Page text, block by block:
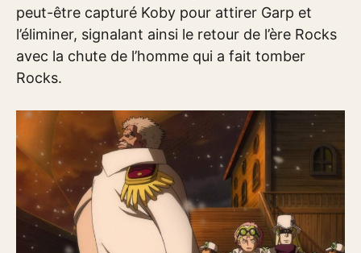
peut-être capturé Koby pour attirer Garp et
l’éliminer, signalant ainsi le retour de l’ère Rocks
avec la chute de l’homme qui a fait tomber
Rocks.